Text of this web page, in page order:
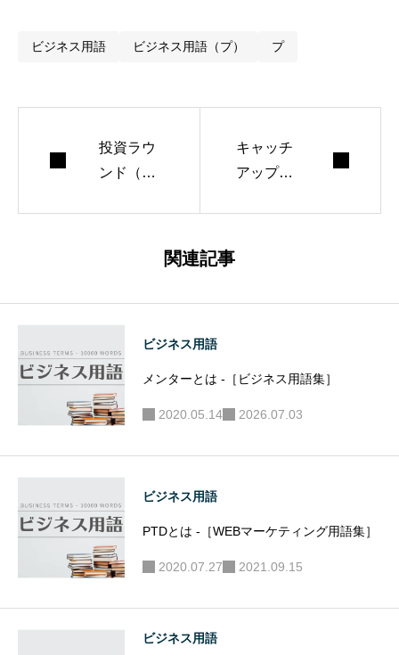
ビジネス用語 ビジネス用語（プ） プ
投資ラウ
ンド（資
キャッチ
アップと
関連記事
ビジネス用語
メンターとは -［ビジネス用語集］
2020.05.14 2026.07.03
ビジネス用語
PTDとは -［WEBマーケティング用語集］
2020.07.27 2021.09.15
ビジネス用語